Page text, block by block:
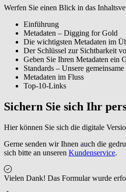
Werfen Sie einen Blick in das
Einführung
Metadaten – Digging for Gold
Die wichtigsten Metadaten im
Der Schlüssel zur Sichtbarkeit
Geben Sie Ihren Metadaten ein
Standards – Unsere gemeinsame
Metadaten im Fluss
Top-10-Links
Sichern Sie sich Ihr
Hier können Sie sich die digitale
Gerne senden wir Ihnen auch die
sich bitte an unseren Kundenservice.
Vielen Dank! Das Formular wurde